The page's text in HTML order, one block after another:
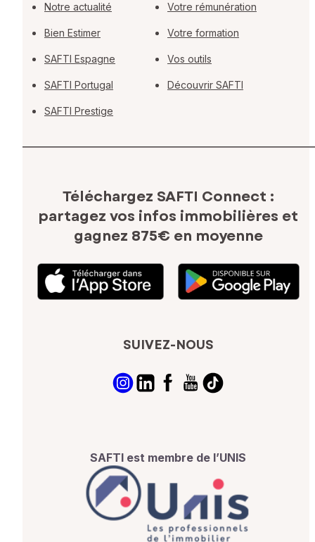
Notre actualité
Bien Estimer
SAFTI Espagne
SAFTI Portugal
SAFTI Prestige
Votre rémunération
Votre formation
Vos outils
Découvrir SAFTI
Téléchargez SAFTI Connect :
partagez vos infos immobilières et
gagnez 875€ en moyenne
SUIVEZ-NOUS
SAFTI est membre de l’UNIS